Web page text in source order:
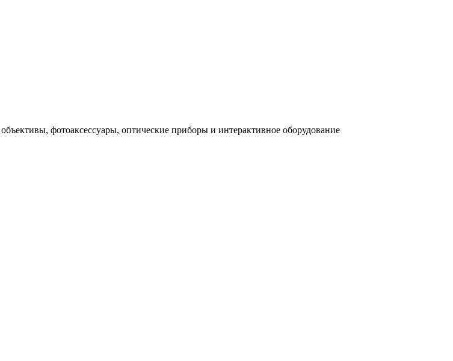
фотоаксессуары, оптические приборы и интерактивное оборудование